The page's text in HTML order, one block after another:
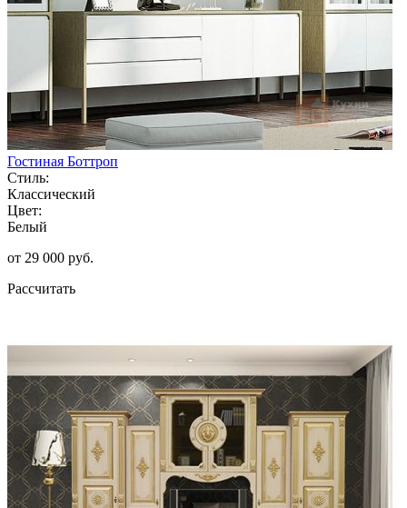
Гостиная Боттроп
Стиль:
Классический
Цвет:
Белый
от 29 000 руб.
Рассчитать